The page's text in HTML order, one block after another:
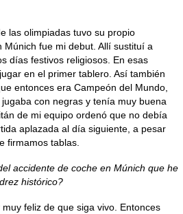
las olimpiadas tuvo su propio
Múnich fue mi debut. Allí sustituí a
días festivos religiosos. En esas
en el primer tablero. Así también
entonces era Campeón del Mundo,
jugaba con negras y tenía muy buena
de mi equipo ordenó que no debía
aplazada al día siguiente, a pesar
firmamos tablas.
accidente de coche en Múnich que he
histórico?
feliz de que siga vivo. Entonces